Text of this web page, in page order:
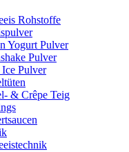
Rohstoffe
Yogurt Pulver
Pulver
Ice Pulver
& Crêpe Teig